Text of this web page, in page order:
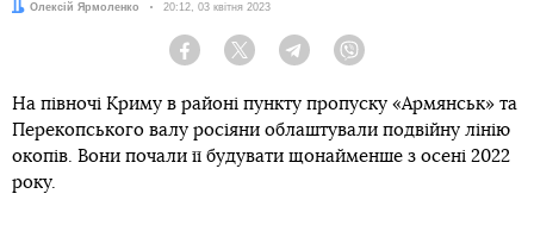
Автор:
Олексій Ярмоленко Дата:
20:12, 03 квітня 2023
Facebook Twitter Telegram
На півночі Криму в районі пункту пропуску «Армянськ» та
Перекопського валу росіяни облаштували подвійну лінію
окопів. Вони почали її будувати щонайменше з осені 2022
року.